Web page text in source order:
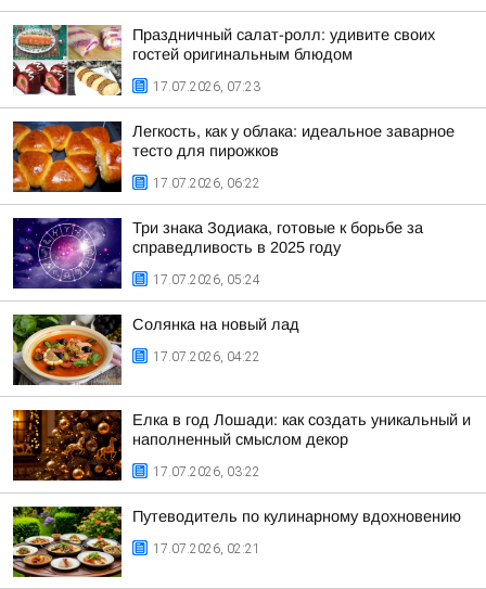
Праздничный салат-ролл: удивите своих
гостей оригинальным блюдом
17.07.2026, 07:23
Легкость, как у облака: идеальное заварное
тесто для пирожков
17.07.2026, 06:22
Три знака Зодиака, готовые к борьбе за
справедливость в 2025 году
17.07.2026, 05:24
Солянка на новый лад
17.07.2026, 04:22
Елка в год Лошади: как создать уникальный и
наполненный смыслом декор
17.07.2026, 03:22
Путеводитель по кулинарному вдохновению
17.07.2026, 02:21